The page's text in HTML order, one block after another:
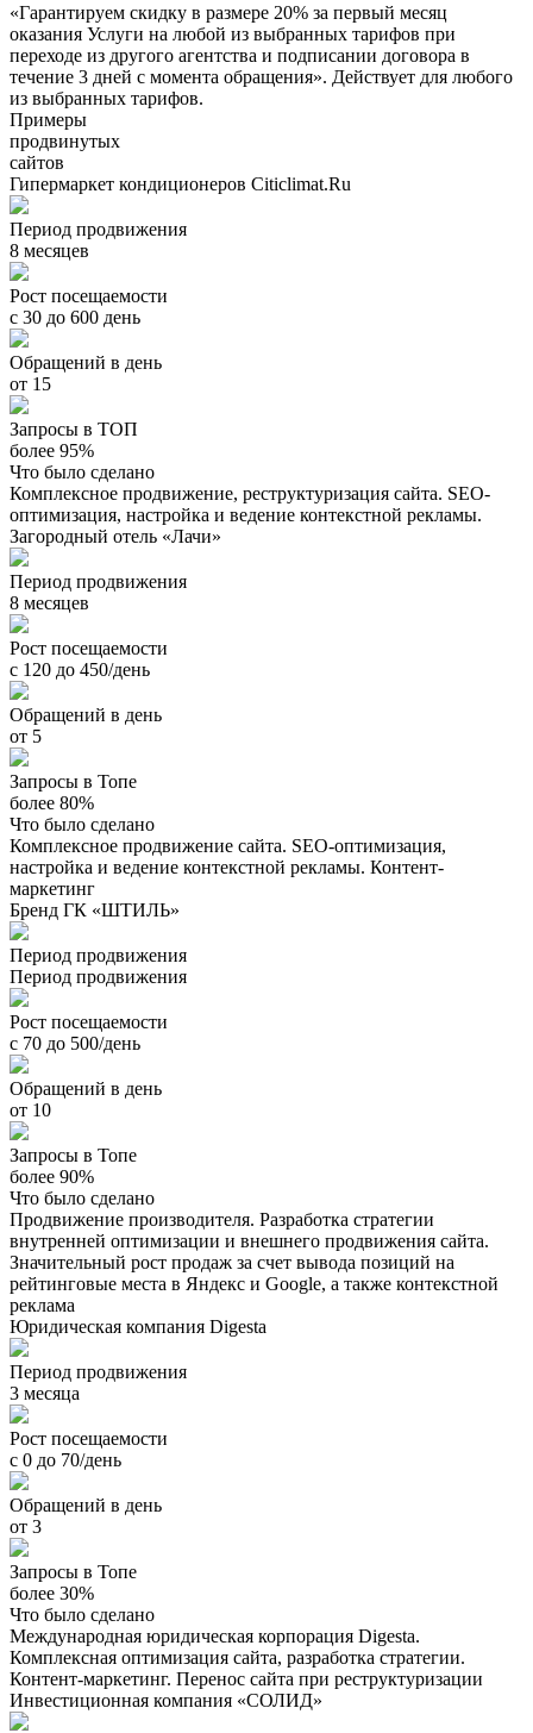
«Гарантируем скидку в размере 20% за первый месяц
оказания Услуги на любой из выбранных тарифов при
переходе из другого агентства и подписании договора в
течение 3 дней с момента обращения». Действует для любого
из выбранных тарифов.
Примеры
продвинутых
сайтов
Гипермаркет кондиционеров Citiclimat.Ru
Период продвижения
8 месяцев
Рост посещаемости
с 30 до 600 день
Обращений в день
от 15
Запросы в ТОП
более 95%
Что было сделано
Комплексное продвижение, реструктуризация сайта. SEO-
оптимизация, настройка и ведение контекстной рекламы.
Загородный отель «Лачи»
Период продвижения
8 месяцев
Рост посещаемости
с 120 до 450/день
Обращений в день
от 5
Запросы в Топе
более 80%
Что было сделано
Комплексное продвижение сайта. SEO-оптимизация,
настройка и ведение контекстной рекламы. Контент-
маркетинг
Бренд ГК «ШТИЛЬ»
Период продвижения
Период продвижения
Рост посещаемости
с 70 до 500/день
Обращений в день
от 10
Запросы в Топе
более 90%
Что было сделано
Продвижение производителя. Разработка стратегии
внутренней оптимизации и внешнего продвижения сайта.
Значительный рост продаж за счет вывода позиций на
рейтинговые места в Яндекс и Google, а также контекстной
реклама
Юридическая компания Digesta
Период продвижения
3 месяца
Рост посещаемости
с 0 до 70/день
Обращений в день
от 3
Запросы в Топе
более 30%
Что было сделано
Международная юридическая корпорация Digesta.
Комплексная оптимизация сайта, разработка стратегии.
Контент-маркетинг. Перенос сайта при реструктуризации
Инвестиционная компания «СОЛИД»